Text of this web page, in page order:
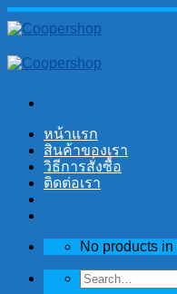
Skip
to
หน้าแรก
สินค้าของเรา
วิธีการสั่งซื้อ
ติดต่อเรา
No products in
Search